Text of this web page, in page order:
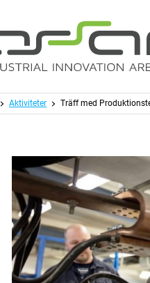
Aktiviteter Träff med